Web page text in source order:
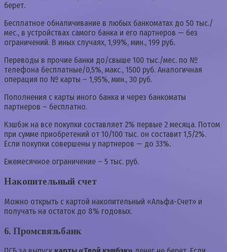
берет.
Бесплатное обналичивание в любых банкоматах до 50 тыс./
мес., в устройствах самого банка и его партнеров — без
ограничений. В иных случаях, 1,99%, мин., 199 руб.
Переводы в прочие банки до/свыше 100 тыс./мес. по №
телефона бесплатные/0,5%, макс., 1500 руб. Аналогичная
операция по № карты – 1,95%, мин., 30 руб.
Пополнения с карты иного банка и через банкоматы
партнеров – бесплатно.
Кэшбэк на все покупки составляет 2% первые 2 месяца. Потом
при сумме приобретений от 10/100 тыс. он составит 1,5/2%.
Если покупки совершены у партнеров — до 33%.
Ежемесячное ограничение – 5 тыс. руб.
Накопительный счет
Можно открыть с картой накопительный «Альфа-Счет» и
получать на остаток до 8% годовых.
6. Промсвязьбанк